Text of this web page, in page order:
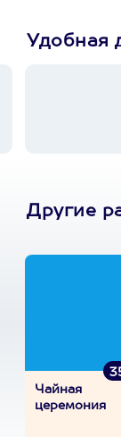
Удобная
Другие
Чайная
церемония